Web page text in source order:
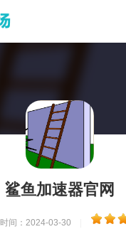
鲨鱼加速器官网
时间：2024-03-30